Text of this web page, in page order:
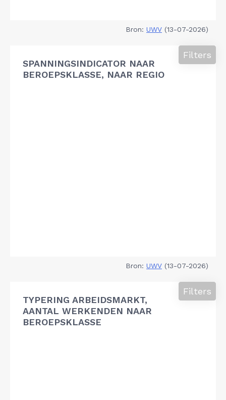
Bron: UWV (13-07-2026)
SPANNINGSINDICATOR NAAR
BEROEPSKLASSE, NAAR REGIO
Filters
Bron: UWV (13-07-2026)
TYPERING ARBEIDSMARKT,
AANTAL WERKENDEN NAAR
BEROEPSKLASSE
Filters